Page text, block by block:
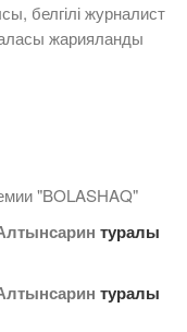
белгілі журналист
жарияланды
"BOLASHAQ"
туралы
туралы